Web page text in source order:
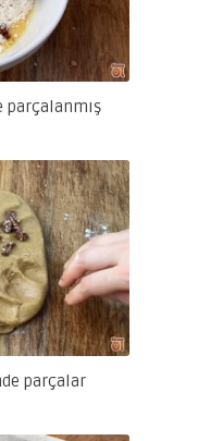
parçalanmış
parçalar